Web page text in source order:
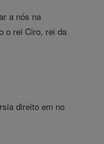
a nós na
o rei Ciro, rei da
direito em no